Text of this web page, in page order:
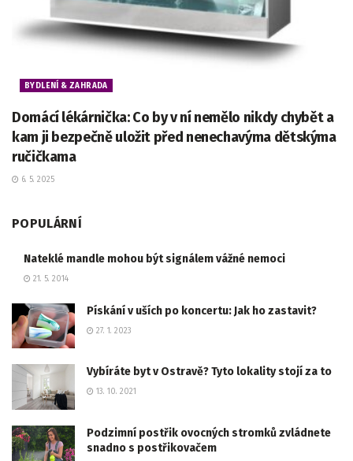
BYDLENÍ & ZAHRADA
Domácí lékárnička: Co by v ní nemělo nikdy chybět a
kam ji bezpečně uložit před nenechavýma dětskýma
ručičkama
6. 5. 2025
POPULÁRNÍ
Nateklé mandle mohou být signálem vážné nemoci
21. 5. 2014
Pískání v uších po koncertu: Jak ho zastavit?
27. 1. 2023
Vybíráte byt v Ostravě? Tyto lokality stojí za to
13. 10. 2021
Podzimní postřik ovocných stromků zvládnete
snadno s postřikovačem